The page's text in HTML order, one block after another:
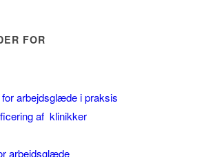
FOR
arbejdsglæde i praksis
af klinikker
arbejdsglæde